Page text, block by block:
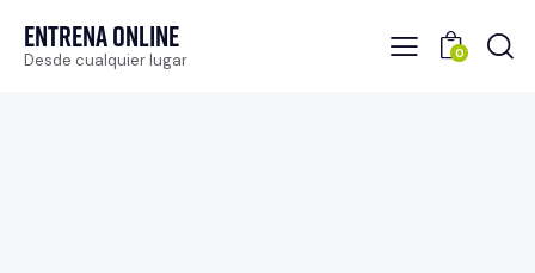
Entrena Online
Desde cualquier lugar 0